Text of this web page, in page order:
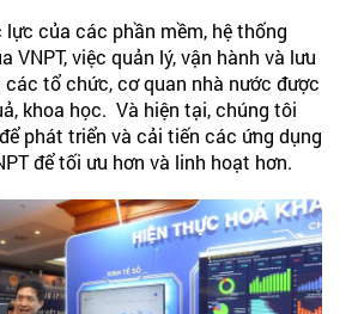
của các phần mềm, hệ thống
VNPT, việc quản lý, vận hành và lưu
tổ chức, cơ quan nhà nước được
khoa học. Và hiện tại, chúng tôi
phát triển và cải tiến các ứng dụng
để tối ưu hơn và linh hoạt hơn.